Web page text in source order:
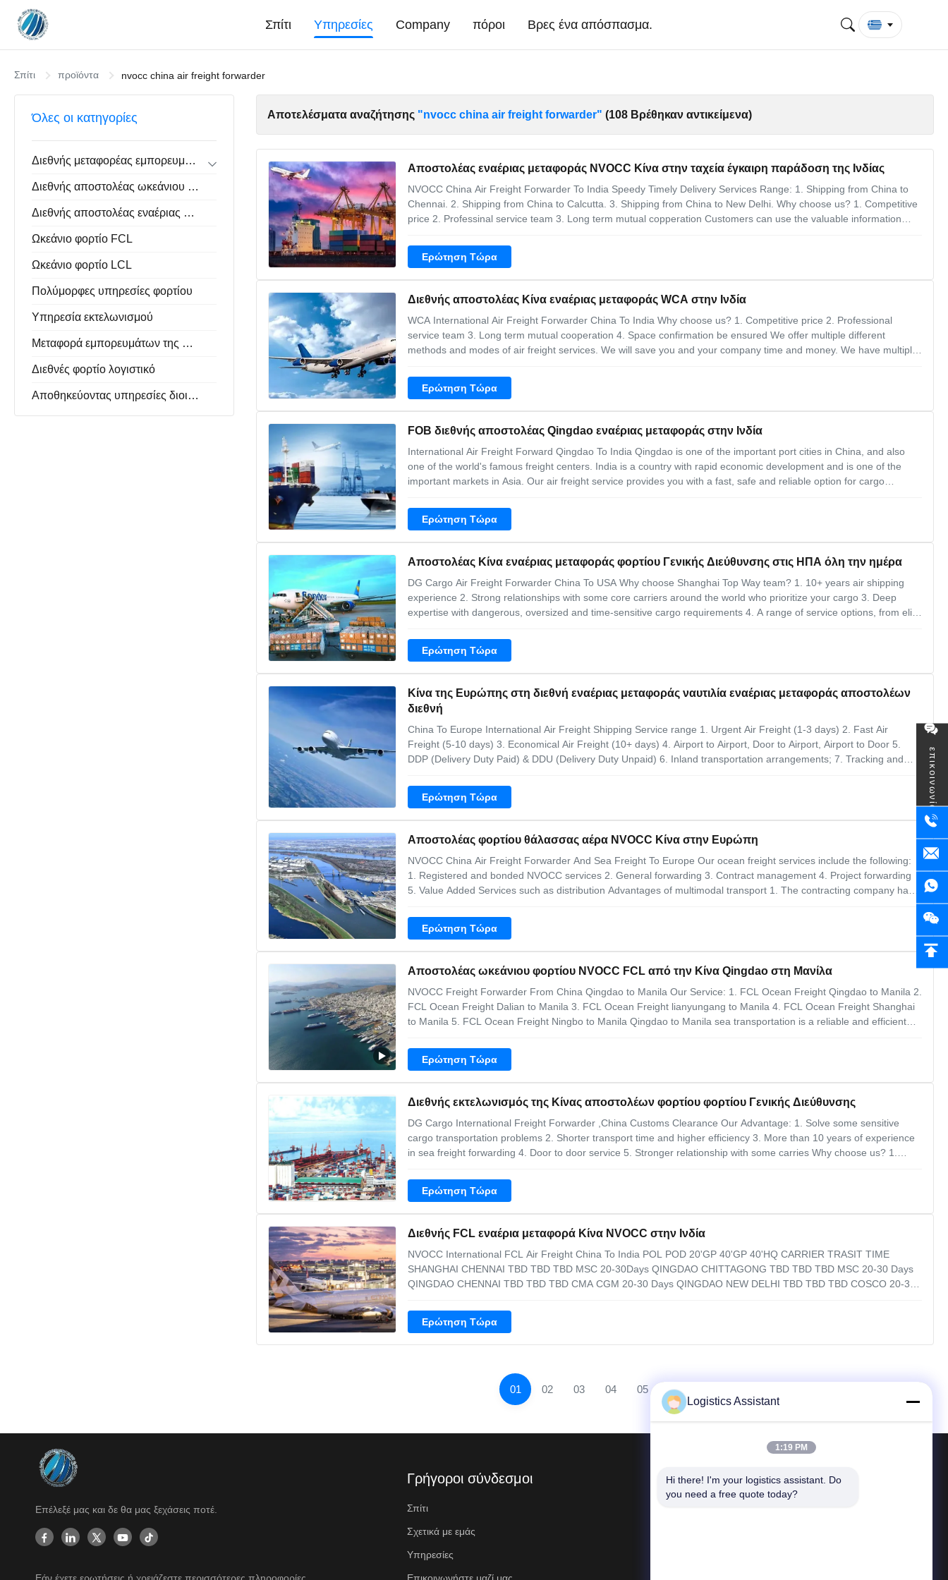
επικοινωνία
Σπίτι Υπηρεσίες Company πόροι Βρες ένα απόσπασμα.
Σπίτι προϊόντα nvocc china air freight forwarder
Όλες οι κατηγορίες
Διεθνής μεταφορέας εμπορευμάτων
Εισαγωγή εξαγωγής αποστολέων
Αποθηκεύοντας υπηρεσία της Κίνας
Διεθνής αποστολέας ωκεάνιου φορτίου
Διεθνής αποστολέας εναέριας μεταφοράς
Ωκεάνιο φορτίο FCL
Ωκεάνιο φορτίο LCL
Πολύμορφες υπηρεσίες φορτίου
Υπηρεσία εκτελωνισμού
Μεταφορά εμπορευμάτων της Κίνας
Διεθνές φορτίο λογιστικό
Αποθηκεύοντας υπηρεσίες διοικητικών μεριμνών
Αποτελέσματα αναζήτησης "nvocc china air freight forwarder" (108 Βρέθηκαν αντικείμενα)
Αποστολέας εναέριας μεταφοράς NVOCC Κίνα στην ταχεία έγκαιρη παράδοση της Ινδίας
NVOCC China Air Freight Forwarder To India Speedy Timely Delivery Services Range: 1. Shipping from China to
Chennai. 2. Shipping from China to Calcutta. 3. Shipping from China to New Delhi. Why choose us? 1. Competitive
price 2. Professinal service team 3. Long term mutual copperation Customers can use the valuable information
transportation, routes,
Ερώτηση Τώρα
Διεθνής αποστολέας Κίνα εναέριας μεταφοράς WCA στην Ινδία
WCA International Air Freight Forwarder China To India Why choose us? 1. Competitive price 2. Professional
service team 3. Long term mutual cooperation 4. Space confirmation be ensured We offer multiple different
methods and modes of air freight services. We will save you and your company time and money. We have multiple
and your company money. The bottom line
Ερώτηση Τώρα
FOB διεθνής αποστολέας Qingdao εναέριας μεταφοράς στην Ινδία
International Air Freight Forward Qingdao To India Qingdao is one of the important port cities in China, and also
one of the world's famous freight centers. India is a country with rapid economic development and is one of the
important markets in Asia. Our air freight service provides you with a fast, safe and reliable option for cargo
choose the best airline
Ερώτηση Τώρα
Αποστολέας Κίνα εναέριας μεταφοράς φορτίου Γενικής Διεύθυνσης στις ΗΠΑ όλη την ημέρα
DG Cargo Air Freight Forwarder China To USA Why choose Shanghai Top Way team? 1. 10+ years air shipping
experience 2. Strong relationships with some core carriers around the world who prioritize your cargo 3. Deep
expertise with dangerous, oversized and time-sensitive cargo requirements 4. A range of service options, from elite
service 1. Airline cargo insurance 2.
Ερώτηση Τώρα
Κίνα της Ευρώπης στη διεθνή εναέριας μεταφοράς ναυτιλία εναέριας μεταφοράς αποστολέων
διεθνή
China To Europe International Air Freight Shipping Service range 1. Urgent Air Freight (1-3 days) 2. Fast Air
Freight (5-10 days) 3. Economical Air Freight (10+ days) 4. Airport to Airport, Door to Airport, Airport to Door 5.
DDP (Delivery Duty Paid) & DDU (Delivery Duty Unpaid) 6. Inland transportation arrangements; 7. Tracking and
time and money. We have multiple
Ερώτηση Τώρα
Αποστολέας φορτίου θάλασσας αέρα NVOCC Κίνα στην Ευρώπη
NVOCC China Air Freight Forwarder And Sea Freight To Europe Our ocean freight services include the following:
1. Registered and bonded NVOCC services 2. General forwarding 3. Contract management 4. Project forwarding
5. Value Added Services such as distribution Advantages of multimodal transport 1. The contracting company has a
speeds up and reduces handling
Ερώτηση Τώρα
Αποστολέας ωκεάνιου φορτίου NVOCC FCL από την Κίνα Qingdao στη Μανίλα
NVOCC Freight Forwarder From China Qingdao to Manila Our Service: 1. FCL Ocean Freight Qingdao to Manila 2.
FCL Ocean Freight Dalian to Manila 3. FCL Ocean Freight lianyungang to Manila 4. FCL Ocean Freight Shanghai
to Manila 5. FCL Ocean Freight Ningbo to Manila Qingdao to Manila sea transportation is a reliable and efficient
needs. By sea, you can easily ship
Ερώτηση Τώρα
Διεθνής εκτελωνισμός της Κίνας αποστολέων φορτίου φορτίου Γενικής Διεύθυνσης
DG Cargo International Freight Forwarder ,China Customs Clearance Our Advantage: 1. Solve some sensitive
cargo transportation problems 2. Shorter transport time and higher efficiency 3. More than 10 years of experience
in sea freight forwarding 4. Door to door service 5. Stronger relationship with some carries Why choose us? 1.
and Shipping freight to Indonesia; 2.
Ερώτηση Τώρα
Διεθνής FCL εναέρια μεταφορά Κίνα NVOCC στην Ινδία
NVOCC International FCL Air Freight China To India POL POD 20'GP 40'GP 40'HQ CARRIER TRASIT TIME
SHANGHAI CHENNAI TBD TBD TBD MSC 20-30Days QINGDAO CHITTAGONG TBD TBD TBD MSC 20-30 Days
QINGDAO CHENNAI TBD TBD TBD CMA CGM 20-30 Days QINGDAO NEW DELHI TBD TBD TBD COSCO 20-30
20-30 Days Inforamtion we need 1. POL & POD 2. Quantity 3. FOB or EXW 4. Cargo detail. 5. Cargo Ready Date
Ερώτηση Τώρα
01 02 03 04 05
Επέλεξέ μας και δε θα μας ξεχάσεις ποτέ.
Γρήγοροι σύνδεσμοι
Σπίτι
Σχετικά με εμάς
Υπηρεσίες
Επικοινωνήστε μαζί μας
Logistics Assistant
1:19 PM
Hi there! I'm your logistics assistant. Do
you need a free quote today?